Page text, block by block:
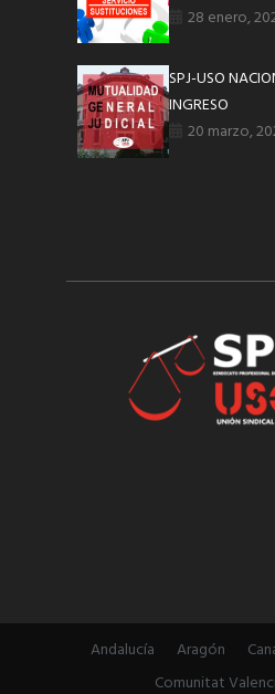
28 enero,
SPJ-USO
INGRESO
20 marzo,
Andalucía Aragón
Comunitat